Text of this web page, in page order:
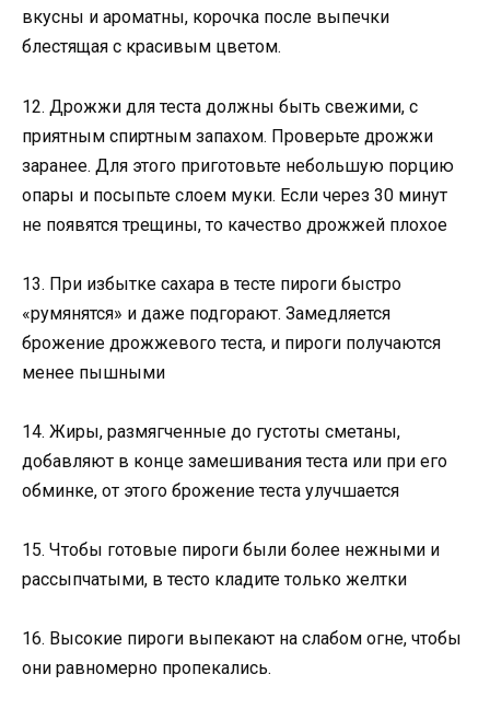
вкусны и ароматны, корочка после выпечки
блестящая с красивым цветом.
12. Дрожжи для теста должны быть свежими, с
приятным спиртным запахом. Проверьте дрожжи
заранее. Для этого приготовьте небольшую порцию
опары и посыпьте слоем муки. Если через 30 минут
не появятся трещины, то качество дрожжей плохое
13. При избытке сахара в тесте пироги быстро
«румянятся» и даже подгорают. Замедляется
брожение дрожжевого теста, и пироги получаются
менее пышными
14. Жиры, размягченные до густоты сметаны,
добавляют в конце замешивания теста или при его
обминке, от этого брожение теста улучшается
15. Чтобы готовые пироги были более нежными и
рассыпчатыми, в тесто кладите только желтки
16. Высокие пироги выпекают на слабом огне, чтобы
они равномерно пропекались.